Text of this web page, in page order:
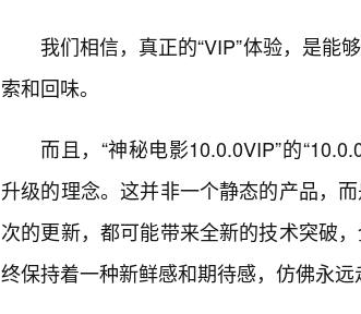
我们相信，真正的“VIP”体验，是能
索和回味。
而且，“神秘电影10.0.0VIP”的
升级的理念。这并非一个静态的产品，
次的更新，都可能带来全新的技术突破
终保持着一种新鲜感和期待感，仿佛永远